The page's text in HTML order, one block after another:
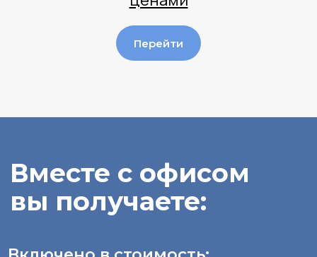
Перейти
Мебель
Секретарь
О бизнес-центре